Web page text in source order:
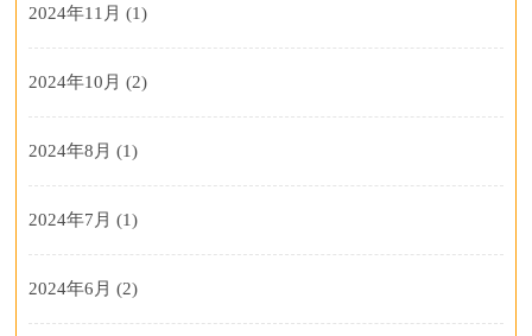
2024年11月 (1)
2024年10月 (2)
2024年8月 (1)
2024年7月 (1)
2024年6月 (2)